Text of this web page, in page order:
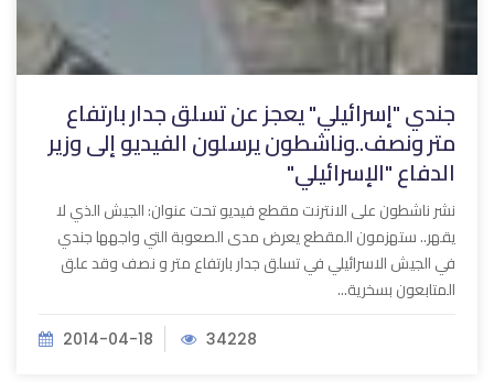
جندي "إسرائيلي" يعجز عن تسلق جدار بارتفاع
متر ونصف..وناشطون يرسلون الفيديو إلى وزير
الدفاع "الإسرائيلي"
نشر ناشطون على الانترنت مقطع فيديو تحت عنوان: الجيش الذي لا
يقهر.. ستهزمون المقطع يعرض مدى الصعوبة التي واجهها جندي
في الجيش الاسرائيلي في تسلق جدار بارتفاع متر و نصف وقد علق
المتابعون بسخرية...
2014-04-18 34228